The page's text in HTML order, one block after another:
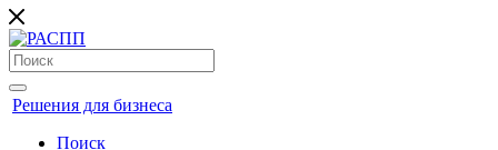
Решения для бизнеса
Поиск